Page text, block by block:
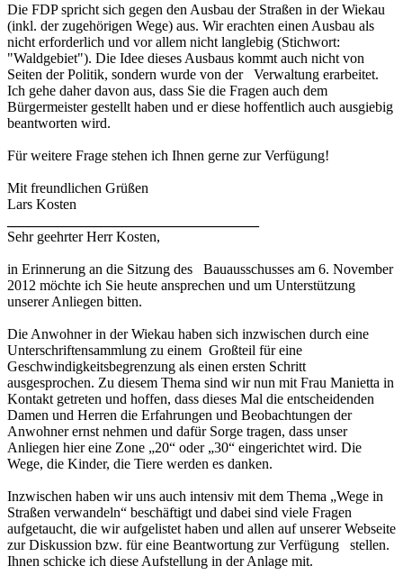
Die FDP spricht sich gegen den Ausbau der Straßen in der Wiekau
(inkl. der zugehörigen Wege) aus. Wir erachten einen Ausbau als
nicht erforderlich und vor allem nicht langlebig (Stichwort:
"Waldgebiet"). Die Idee dieses Ausbaus kommt auch nicht von
Seiten der Politik, sondern wurde von der Verwaltung erarbeitet.
Ich gehe daher davon aus, dass Sie die Fragen auch dem
Bürgermeister gestellt haben und er diese hoffentlich auch ausgiebig
beantworten wird.
Für weitere Frage stehen ich Ihnen gerne zur Verfügung!
Mit freundlichen Grüßen
Lars Kosten
Sehr geehrter Herr Kosten,
in Erinnerung an die Sitzung des Bauausschusses am 6. November
2012 möchte ich Sie heute ansprechen und um Unterstützung
unserer Anliegen bitten.
Die Anwohner in der Wiekau haben sich inzwischen durch eine
Unterschriftensammlung zu einem Großteil für eine
Geschwindigkeitsbegrenzung als einen ersten Schritt
ausgesprochen. Zu diesem Thema sind wir nun mit Frau Manietta in
Kontakt getreten und hoffen, dass dieses Mal die entscheidenden
Damen und Herren die Erfahrungen und Beobachtungen der
Anwohner ernst nehmen und dafür Sorge tragen, dass unser
Anliegen hier eine Zone „20“ oder „30“ eingerichtet wird. Die
Wege, die Kinder, die Tiere werden es danken.
Inzwischen haben wir uns auch intensiv mit dem Thema „Wege in
Straßen verwandeln“ beschäftigt und dabei sind viele Fragen
aufgetaucht, die wir aufgelistet haben und allen auf unserer Webseite
zur Diskussion bzw. für eine Beantwortung zur Verfügung stellen.
Ihnen schicke ich diese Aufstellung in der Anlage mit.